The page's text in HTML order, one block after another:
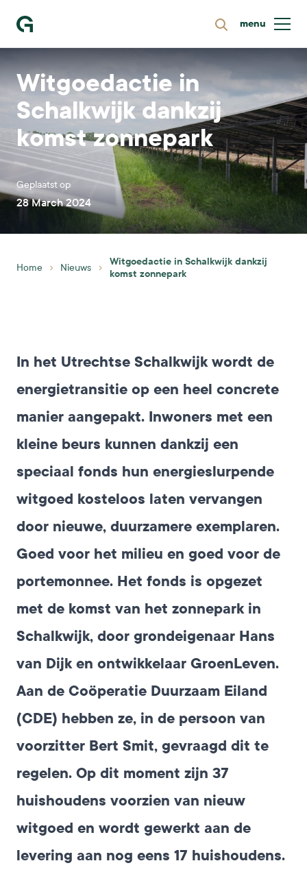
Zoeken
menu
Witgoedactie in
Schalkwijk dankzij
komst zonnepark
Geplaatst op
28 March 2024
Home Nieuws
Witgoedactie in Schalkwijk dankzij
komst zonnepark
In het Utrechtse Schalkwijk wordt de
energietransitie op een heel concrete
manier aangepakt. Inwoners met een
kleine beurs kunnen dankzij een
speciaal fonds hun energieslurpende
witgoed kosteloos laten vervangen
door nieuwe, duurzamere exemplaren.
Goed voor het milieu en goed voor de
portemonnee. Het fonds is opgezet
met de komst van het zonnepark in
Schalkwijk, door grondeigenaar Hans
van Dijk en ontwikkelaar GroenLeven.
Aan de Coöperatie Duurzaam Eiland
(CDE) hebben ze, in de persoon van
voorzitter Bert Smit, gevraagd dit te
regelen. Op dit moment zijn 37
huishoudens voorzien van nieuw
witgoed en wordt gewerkt aan de
levering aan nog eens 17 huishoudens.